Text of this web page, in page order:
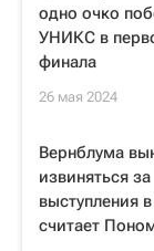
одно очко
УНИКС в
финала
26 мая 2024
Вернблума
извиняться за
выступления
считает